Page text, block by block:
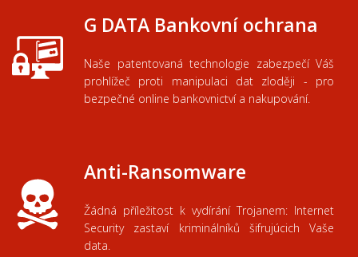
G DATA Bankovní ochrana
Naše patentovaná technologie zabezpečí Váš
prohlížeč
proti manipulaci dat zloději -
pro
bezpečné online bankovnictví a nakupování.
Anti-Ransomware
Žádná příležitost k vydírání Trojanem: Internet
Security
zastaví kriminálníků šifrujúcich
Vaše
data.